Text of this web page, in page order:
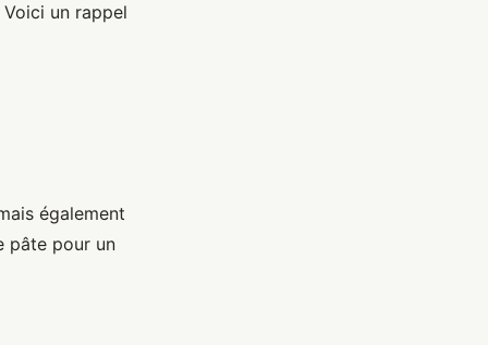
un rappel
également
pâte pour un